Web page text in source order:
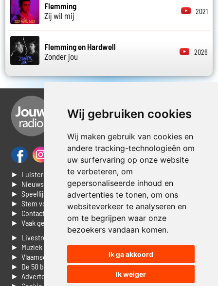
Wij gebruiken cookies
Wij maken gebruik van cookies en
andere tracking-technologieën om
uw surfervaring op onze website
te verbeteren, om
gepersonaliseerde inhoud en
advertenties te tonen, om ons
websiteverkeer te analyseren en
om te begrijpen waar onze
bezoekers vandaan komen.
Ik ga akkoord
Ik weiger
Flemming
Zij wil mij
2021
Flemming en Hardwell
Zonder jou
2026
► Luisteren naar Jouwradio
► Nieuws
► Speellijst
► Stem voor de Dag top 3
► Contacteer ons
► Vaak gestelde vragen
► Livestream informatie
► Muziek opzoeken
► Vlaamse 100 Aller tijden
► De 50 beste van...
► Adverteren op Jouwradio